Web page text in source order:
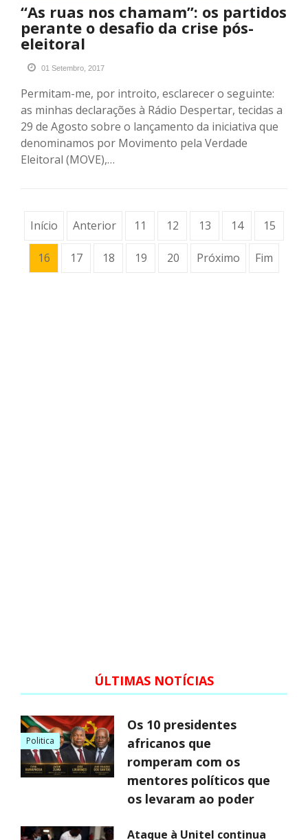
“As ruas nos chamam”: os partidos
perante o desafio da crise pós-
eleitoral
01 Setembro, 2017
Permitam-me, por introito, esclarecer o seguinte:
as minhas declarações à Rádio Despertar, tecidas a
29 de Agosto sobre o lançamento da iniciativa que
denominamos por Movimento pela Verdade
Eleitoral (MOVE),…
Início Anterior 11 12 13 14 15
16 17 18 19 20 Próximo Fim
ÚLTIMAS NOTÍCIAS
Politica
Os 10 presidentes
africanos que
romperam com os
mentores políticos que
os levaram ao poder
Ataque à Unitel continua